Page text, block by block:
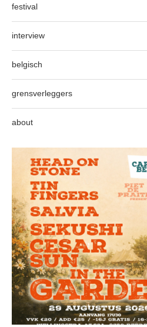
festival
interview
belgisch
grensverleggers
about